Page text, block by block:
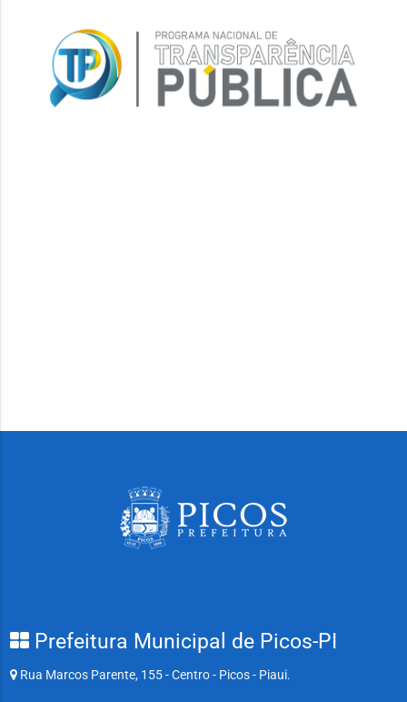
Prefeitura Municipal de Picos-PI
Rua Marcos Parente, 155 - Centro - Picos - Piaui.